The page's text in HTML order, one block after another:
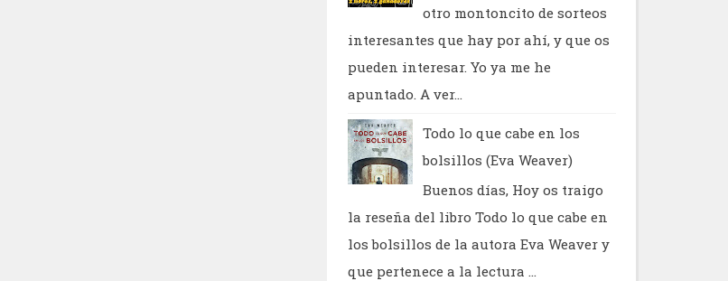
otro montoncito de sorteos
interesantes que hay por ahí, y que os
pueden interesar. Yo ya me he
apuntado. A ver...
Todo lo que cabe en los
bolsillos (Eva Weaver)
Buenos días, Hoy os traigo
la reseña del libro Todo lo que cabe en
los bolsillos de la autora Eva Weaver y
que pertenece a la lectura ...